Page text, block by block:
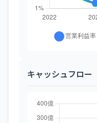
キャッシュフロー